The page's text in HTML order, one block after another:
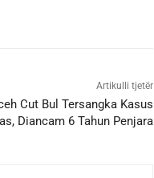
Artikulli tjetër
Cut Bul Tersangka Kasus
Diancam 6 Tahun Penjara